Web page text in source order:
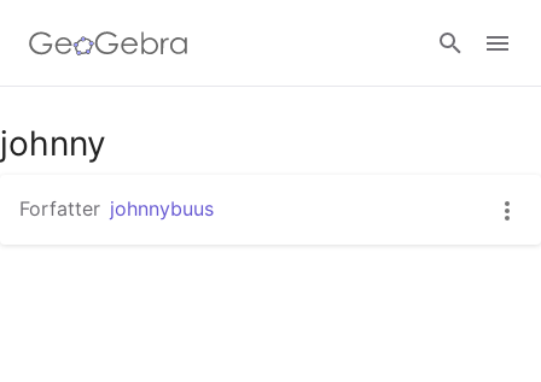
johnny
Forfatter johnnybuus